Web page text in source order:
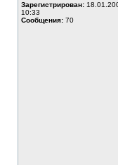
Зарегистрирован:
10:33
Сообщения: 70